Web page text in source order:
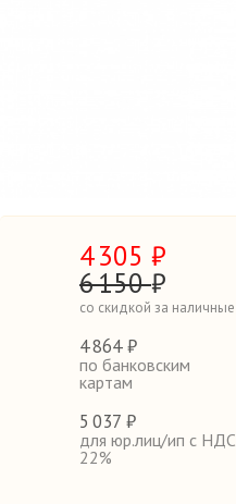
4305 ₽
6150₽
со скидкой за наличные
4864 ₽
по банковским
картам
5 037 ₽
для юр.лиц/ип с НДС
22%